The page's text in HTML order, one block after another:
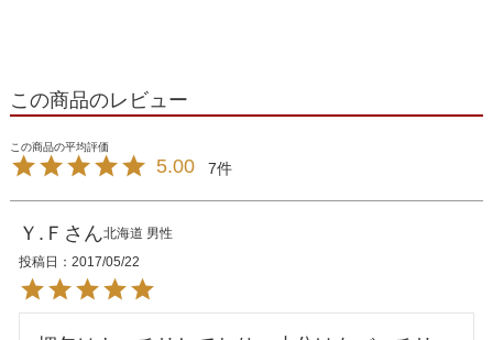
この商品のレビュー
5.00 7
Ｙ.Ｆ 北海道 男性
投稿日
2017/05/22